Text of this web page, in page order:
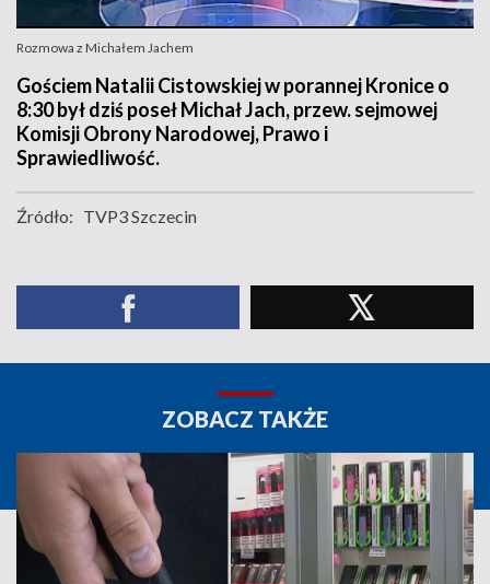
Rozmowa z Michałem Jachem
Gościem Natalii Cistowskiej w porannej Kronice o
8:30 był dziś poseł Michał Jach, przew. sejmowej
Komisji Obrony Narodowej, Prawo i
Sprawiedliwość.
Źródło: TVP3 Szczecin
ZOBACZ TAKŻE